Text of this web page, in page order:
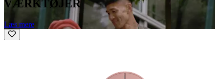
VÆRKTØJER
Læs mere